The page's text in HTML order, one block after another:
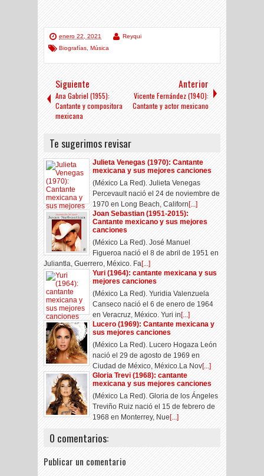
enero 22, 2021
Reyqui
Biografías Música
Siguiente
Ana Gabriel (1955):
Cantante y compositora
mexicana
Anterior
Vicente Fernández (1940):
Cantante y actor mexicano
Te sugerimos revisar
Julieta Venegas (1970): Cantante
mexicana y sus mejores canciones
(México La Red). Julieta Venegas
Percevault nació el 24 de noviembre de
1970 en Long Beach, Californ[...]
Joan Sebastian (1951-2015):
Cantante mexicano y sus mejores
canciones
(México La Red). José Manuel
Figueroa nació el 8 de abril de 1951 en
Juliantla, Guerrero, México. Fa[...]
Yuri (1964): cantante mexicana y sus
mejores canciones
(México La Red). Yuridia Valenzuela
Canseco nació el 6 de enero de 1964
en Veracruz, México. Yuri in[...]
Lucero (1969): Cantante mexicana y
sus mejores canciones
(México La Red). Lucero Hogaza León
nació el 29 de agosto de 1969 en
Ciudad de México, México.La Nov[...]
Gloria Trevi (1968): cantante
mexicana y sus mejores canciones
(México La Red). Gloria de los Ángeles
Treviño Ruiz nació el 15 de febrero de
1968 en Monterrey, Nue[...]
0 comentarios:
Publicar un comentario